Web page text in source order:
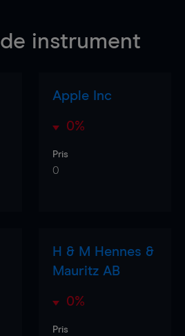
instrument
Apple Inc
0%
Pris
0
H & M Hennes &
Mauritz AB
0%
Pris